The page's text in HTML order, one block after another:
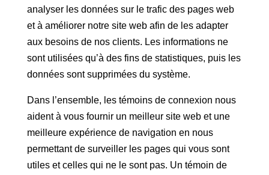
analyser les données sur le trafic des pages web
et à améliorer notre site web afin de les adapter
aux besoins de nos clients. Les informations ne
sont utilisées qu’à des fins de statistiques, puis les
données sont supprimées du système.
Dans l’ensemble, les témoins de connexion nous
aident à vous fournir un meilleur site web et une
meilleure expérience de navigation en nous
permettant de surveiller les pages qui vous sont
utiles et celles qui ne le sont pas. Un témoin de